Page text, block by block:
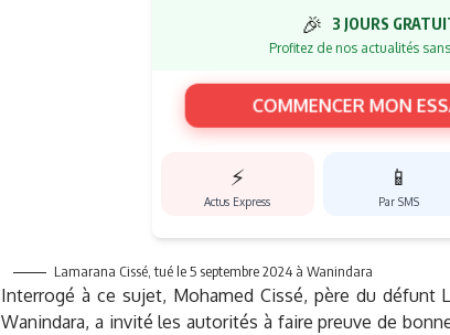
🎉 3 JOURS
Profitez de nos actualités
COMMENCER MON
⚡
Actus Express
📱
Par SMS
Lamarana Cissé, tué le 5 septembre 2024 à Wanindara
Interrogé à ce sujet, Mohamed Cissé, père du défunt
Wanindara, a invité les autorités à faire preuve de